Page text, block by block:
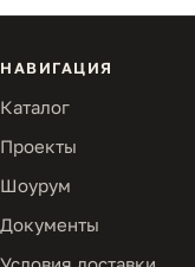
НАВИГАЦИЯ
Каталог
Проекты
Шоурум
Документы